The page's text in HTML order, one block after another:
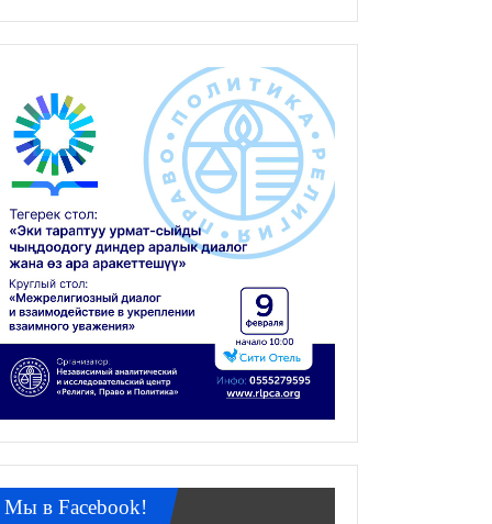
Мы в Facebook!